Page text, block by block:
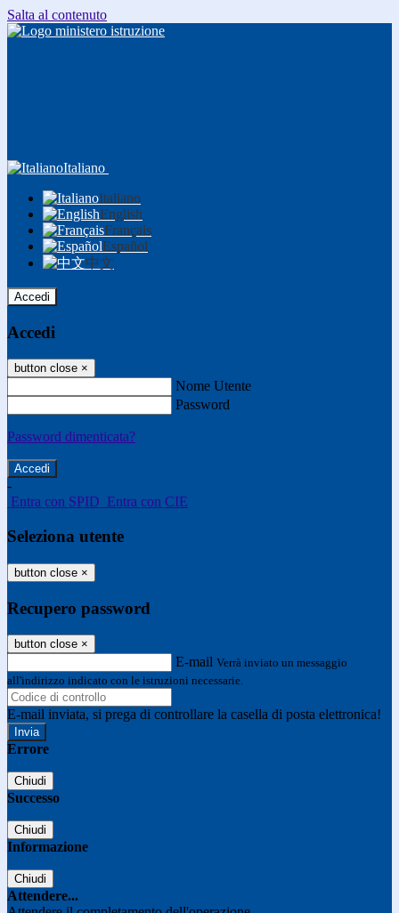
Salta al contenuto
Italiano
Italiano
English
Français
Español
中文
Accedi
Accedi
button close ×
Nome Utente
Password
Password dimenticata?
-
Entra con SPID Entra con CIE
Seleziona utente
button close ×
Recupero password
button close ×
E-mail Verrà inviato un messaggio
all'indirizzo indicato con le istruzioni necessarie.
E-mail inviata, si prega di controllare la casella di posta elettronica!
Errore
Chiudi
Successo
Chiudi
Informazione
Chiudi
Attendere...